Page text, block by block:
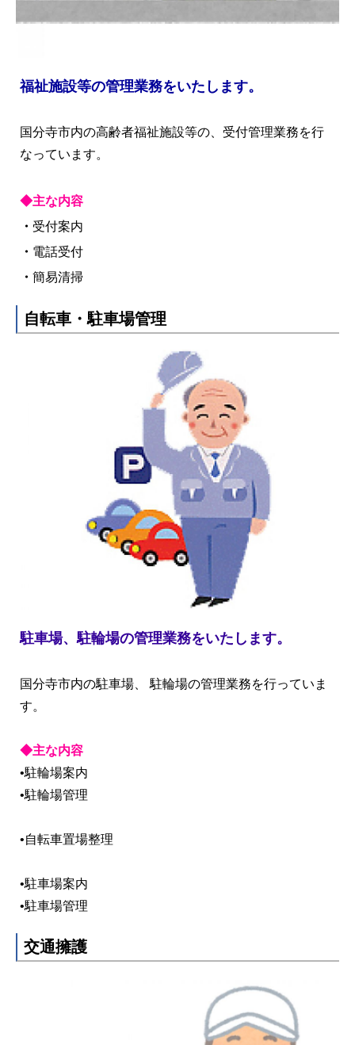
福祉施設等の管理業務をいたします。
国分寺市内の高齢者福祉施設等の、受付管理業務を行
なっています。
◆主な内容
・ 受付案内
・ 電話受付
・ 簡易清掃
自転車・駐車場管理
駐車場、駐輪場の管理業務をいたします。
国分寺市内の駐車場、 駐輪場の管理業務を行っていま
す。
◆主な内容
•駐輪場案内
•駐輪場管理
•自転車置場整理
•駐車場案内
•駐車場管理
交通擁護